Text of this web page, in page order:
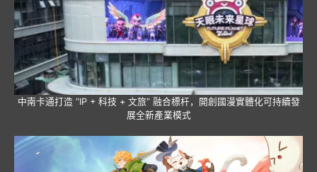
中南卡通打造 “IP + 科技 + 文旅” 融合標杆，開創國漫實體化可持續發
展全新產業模式